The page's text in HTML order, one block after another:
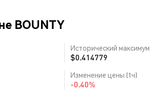
BOUNTY
Исторический максимум
$0.414779
Изменение цены (1ч)
-0.40%